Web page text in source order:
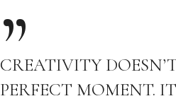
CREATIVITY
PERFECT MOMENT.